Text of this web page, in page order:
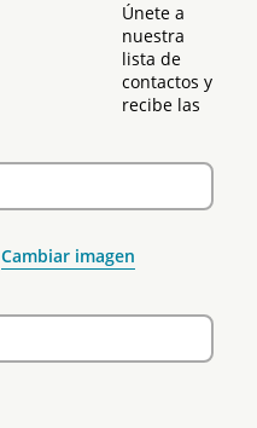
Únete a
nuestra
lista de
contactos y
recibe las
Cambiar imagen